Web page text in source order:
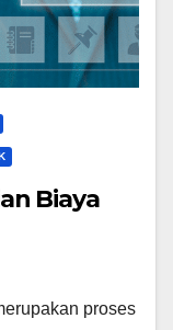
Biaya
proses